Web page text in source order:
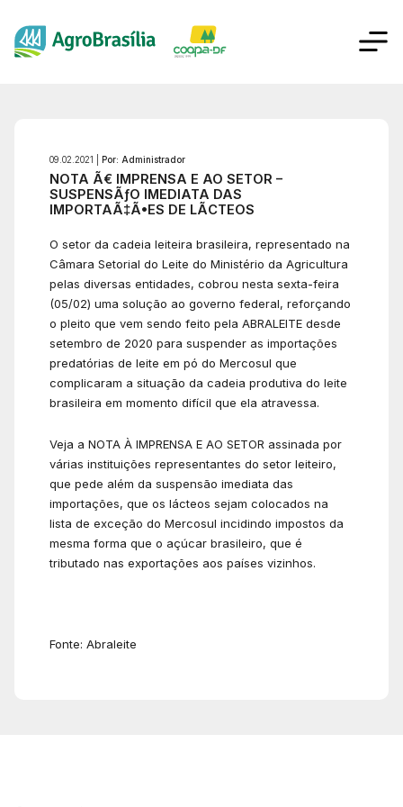
09.02.2021 | Por: Administrador
NOTA Ã€ IMPRENSA E AO SETOR –
SUSPENSÃƒO IMEDIATA DAS
IMPORTAÃ‡Ã•ES DE LÃCTEOS
O setor da cadeia leiteira brasileira, representado na
Câmara Setorial do Leite do Ministério da Agricultura
pelas diversas entidades, cobrou nesta sexta-feira
(05/02) uma solução ao governo federal, reforçando
o pleito que vem sendo feito pela ABRALEITE desde
setembro de 2020 para suspender as importações
predatórias de leite em pó do Mercosul que
complicaram a situação da cadeia produtiva do leite
brasileira em momento difícil que ela atravessa.
Veja a NOTA À IMPRENSA E AO SETOR assinada por
várias instituições representantes do setor leiteiro,
que pede além da suspensão imediata das
importações, que os lácteos sejam colocados na
lista de exceção do Mercosul incidindo impostos da
mesma forma que o açúcar brasileiro, que é
tributado nas exportações aos países vizinhos.
Fonte: Abraleite